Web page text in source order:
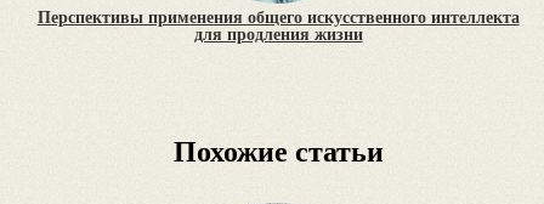
Перспективы применения общего искусственного интеллекта
для продления жизни
Похожие статьи